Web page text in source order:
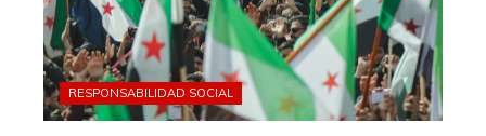
RESPONSABILIDAD SOCIAL